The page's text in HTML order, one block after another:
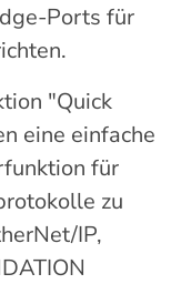
Ports für
"Quick
eine einfache
für
zu
IP,